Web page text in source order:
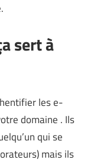
sert à
les e-
domaine . Ils
qui se
mais ils